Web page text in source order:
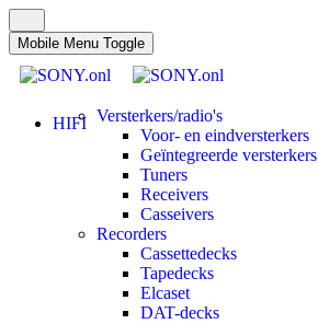
Mobile Menu Toggle
HIFI Versterkers/radio's
Voor- en eindversterkers
Geïntegreerde versterkers
Tuners
Receivers
Casseivers
Recorders
Cassettedecks
Tapedecks
Elcaset
DAT-decks